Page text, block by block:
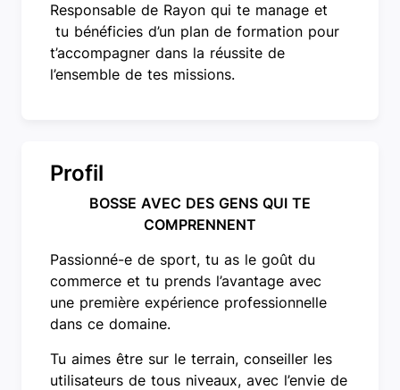
Responsable de Rayon qui te manage et
tu bénéficies d’un plan de formation pour
t’accompagner dans la réussite de
l’ensemble de tes missions.
Profil
BOSSE AVEC DES GENS QUI TE
COMPRENNENT
Passionné-e de sport, tu as le goût du
commerce et tu prends l’avantage avec
une première expérience professionnelle
dans ce domaine.
Tu aimes être sur le terrain, conseiller les
utilisateurs de tous niveaux, avec l’envie de